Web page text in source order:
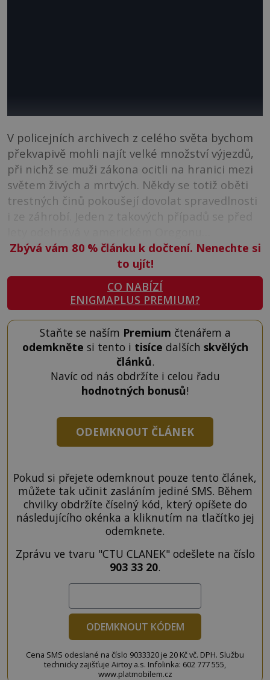
V policejních archivech z celého světa bychom
překvapivě mohli najít velké množství výjezdů,
při nichž se muži zákona ocitli na hranici mezi
světem živých a mrtvých. Někdy se totiž oběti
trestných činů pokoušejí dovolat spravedlnosti
i ze záhrobí. Jeden z takových případů se před
Zbývá vám 80 %článku k dočtení. Nenechte si
to ujít!
CO NABÍZÍ
ENIGMAPLUS PREMIUM?
Staňte se naším Premium čtenářem a
odemkněte si tento i tisíce dalších skvělých
článků.
Navíc od nás obdržíte i celou řadu
hodnotných bonusů!
ODEMKNOUT ČLÁNEK
Pokud si přejete odemknout pouze tento článek,
můžete tak učinit zasláním jediné SMS. Během
chvilky obdržíte číselný kód, který opíšete do
následujícího okénka a kliknutím na tlačítko jej
odemknete.
Zprávu ve tvaru "CTU CLANEK" odešlete na číslo
903 33 20.
ODEMKNOUT KÓDEM
Cena SMS odeslané na číslo 9033320 je 20 Kč vč. DPH. Službu
technicky zajišťuje Airtoy a.s. Infolinka: 602 777 555,
www.platmobilem.cz